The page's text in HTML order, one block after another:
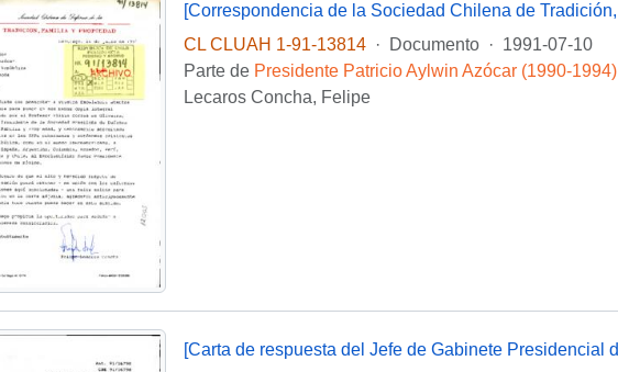
CL CLUAH 1-91-13814
· Documento · 1991-07-10
Parte de Presidente Patricio Aylwin Azócar (1990-1994)
Lecaros Concha, Felipe